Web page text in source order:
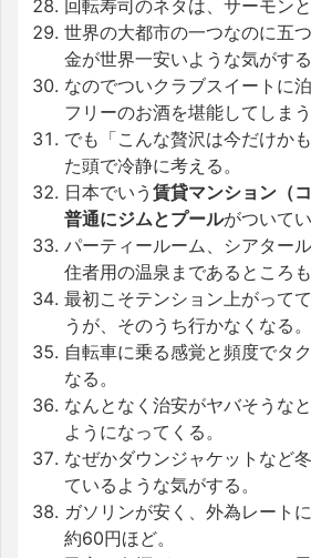
回転寿司のネタは、サーモン
世界の大都市の一つなのに五
金が世界一安いような気がする
なのでついクラブスイートに
フリーのお酒を堪能してしまう
でも「こんな贅沢は今だけか
た頭で冷静に考える。
日本でいう 賃貸マンション（
普通にジムとプールがついてい
パーティールーム、シアター
住者用の温泉まであるところも
最初こそテンション上がって
うが、そのうち行かなくなる。
自転車に乗る感覚と頻度でタ
なる。
なんとなく治安がヤバそうな
ようになってくる。
なぜかダウンジャケットなど
ているような気がする。
ガソリンが安く、外為レート
約60円ほど。